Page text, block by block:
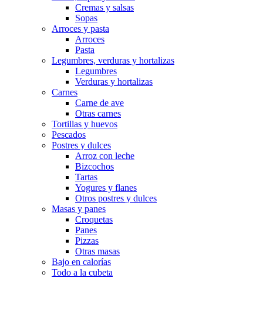
Cremas y salsas
Sopas
Arroces y pasta
Arroces
Pasta
Legumbres, verduras y hortalizas
Legumbres
Verduras y hortalizas
Carnes
Carne de ave
Otras carnes
Tortillas y huevos
Pescados
Postres y dulces
Arroz con leche
Bizcochos
Tartas
Yogures y flanes
Otros postres y dulces
Masas y panes
Croquetas
Panes
Pizzas
Otras masas
Bajo en calorías
Todo a la cubeta